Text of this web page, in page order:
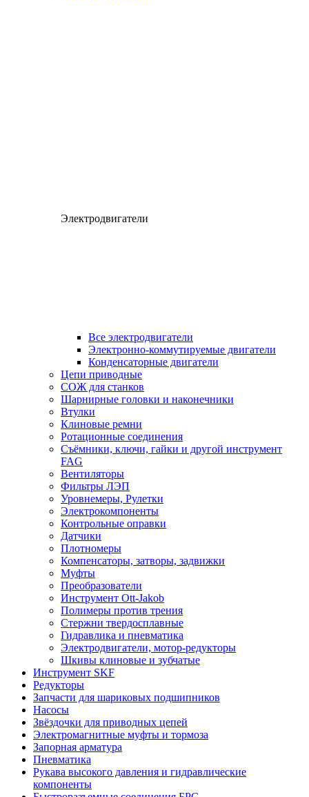
Электродвигатели
Все электродвигатели
Электронно-коммутируемые двигатели
Конденсаторные двигатели
Цепи приводные
СОЖ для станков
Шарнирные головки и наконечники
Втулки
Клиновые ремни
Ротационные соединения
Съёмники, ключи, гайки и другой инструмент
FAG
Вентиляторы
Фильтры ЛЭП
Уровнемеры, Рулетки
Электрокомпоненты
Контрольные оправки
Датчики
Плотномеры
Компенсаторы, затворы, задвижки
Муфты
Преобразователи
Инструмент Ott-Jakob
Полимеры против трения
Стержни твердосплавные
Гидравлика и пневматика
Электродвигатели, мотор-редукторы
Шкивы клиновые и зубчатые
Инструмент SKF
Редукторы
Запчасти для шариковых подшипников
Насосы
Звёздочки для приводных цепей
Электромагнитные муфты и тормоза
Запорная арматура
Пневматика
Рукава высокого давления и гидравлические
компоненты